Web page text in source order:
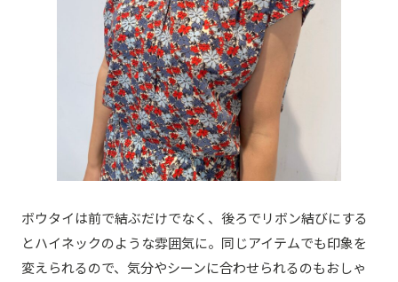
ボウタイは前で結ぶだけでなく、後ろでリボン結びにする
とハイネックのような雰囲気に。同じアイテムでも印象を
変えられるので、気分やシーンに合わせられるのもおしゃ